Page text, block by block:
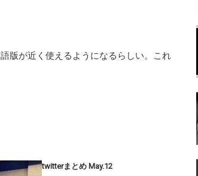
版が近く使えるようになるらしい。これ
twitterまとめ May.12